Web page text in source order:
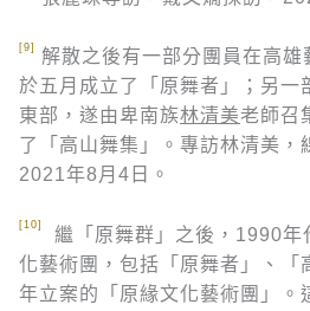
[9]
解散之後有一部分團員在高雄
於五月成立了「原舞者」；另一
東部，遂由卑南族林清美老師召
了「高山舞集」。專訪林清美，
2021年8月4日。
[10]
繼「原舞群」之後，1990年
化藝術團，包括「原舞者」、「
年立案的「原緣文化藝術團」。